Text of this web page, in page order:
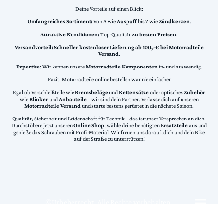
Deine Vorteile auf einen Blick:
Umfangreiches Sortiment:Von A wieAuspuffbis Z wieZündkerzen.
Attraktive Konditionen:Top-Qualitätzu besten Preisen.
Versandvorteil:Schneller kostenloser Lieferung ab 100,-€ bei Motorradteile
Versand.
Expertise:Wir kennen unsereMotorradteile Komponentenin- und auswendig.
Fazit: Motorradteile online bestellen war nie einfacher
Egal ob Verschleißteile wieBremsbelägeundKettensätzeoder optischesZubehör
wieBlinkerundAnbauteile– wir sind dein Partner. Verlasse dich auf unseren
Motorradteile Versand und starte bestens gerüstet in die nächste Saison.
Qualität, Sicherheit und Leidenschaft für Technik – das ist unser Versprechen an dich.
Durchstöbere jetzt unserenOnline Shop, wähle deine benötigtenErsatzteileaus und
genieße das Schrauben mit Profi-Material. Wir freuen uns darauf, dich und dein Bike
auf der Straße zu unterstützen!